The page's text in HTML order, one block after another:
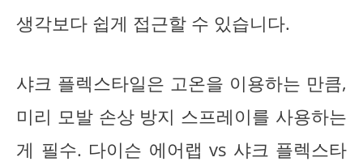
생각보다 쉽게 접근할 수 있습니다.
샤크 플렉스타일은 고온을 이용하는 만큼,
미리 모발 손상 방지 스프레이를 사용하는
게 필수. 다이슨 에어랩 vs 샤크 플렉스타